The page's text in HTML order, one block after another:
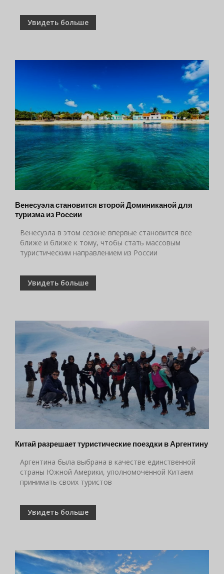
Увидеть больше
Венесуэла становится второй Доминиканой для
туризма из России
Венесуэла в этом сезоне впервые становится все
ближе и ближе к тому, чтобы стать массовым
туристическим направлением из России
Увидеть больше
Китай разрешает туристические поездки в Аргентину
Аргентина была выбрана в качестве единственной
страны Южной Америки, уполномоченной Китаем
принимать своих туристов
Увидеть больше